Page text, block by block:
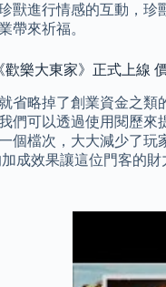
獸進行情感的互動，
帶來祈福。
樂大東家》正式上線
省略掉了創業資金之
們可以透過使用閱歷
個檔次，大大減少了
成效果讓這位門客的